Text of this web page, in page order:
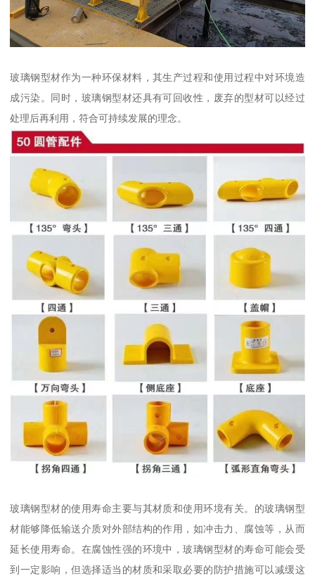
玻璃钢型材作为一种环保材料，其生产过程和使用过程中对环境造
成污染。同时，玻璃钢型材还具有可回收性，废弃的型材可以经过
处理后再利用，符合可持续发展的理念。
玻璃钢型材的使用寿命主要与其材质和使用环境有关。的玻璃钢型
材能够降低输送介质对外部结构的作用，如冲击力、腐蚀等，从而
延长使用寿命。在腐蚀性强的环境中，玻璃钢型材的寿命可能会受
到一定影响，但选择适当的材质和采取必要的防护措施可以减缓这